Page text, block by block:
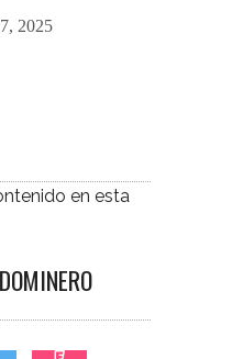
2025
en esta